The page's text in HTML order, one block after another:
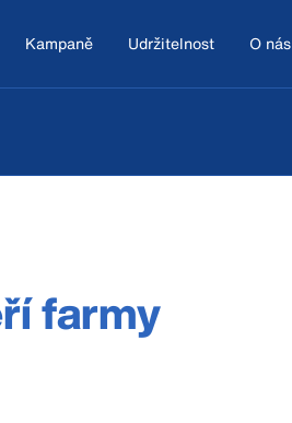
Kampaně Udržitelnost O nás
farmy